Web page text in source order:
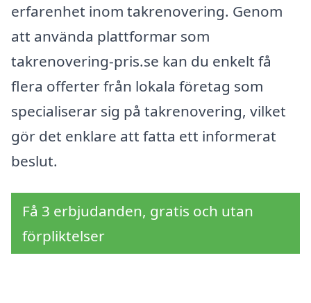
erfarenhet inom takrenovering. Genom
att använda plattformar som
takrenovering-pris.se kan du enkelt få
flera offerter från lokala företag som
specialiserar sig på takrenovering, vilket
gör det enklare att fatta ett informerat
beslut.
Få 3 erbjudanden, gratis och utan
förpliktelser